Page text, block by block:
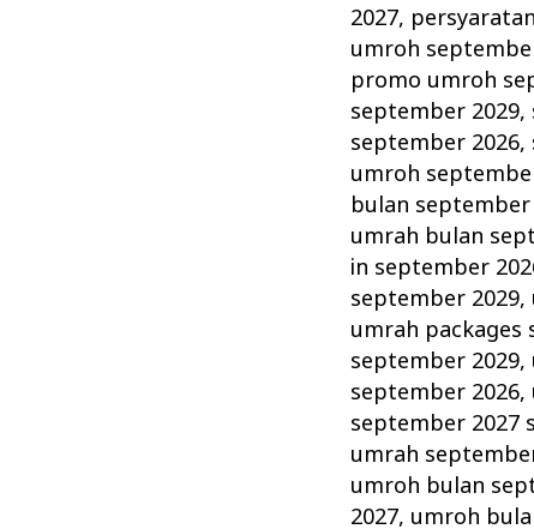
2027,
umroh
promo umroh
september 2029,
september 2026,
umroh
bulan september
umrah bulan
in september
september 2029,
umrah packages
september 2029,
september 2026,
september 2027
umrah
umroh bulan
2027, umroh